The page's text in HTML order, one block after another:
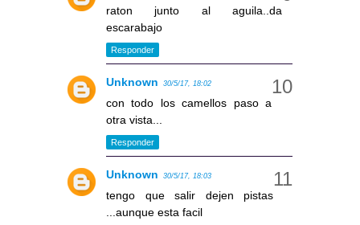
raton junto al aguila..da
escarabajo
Responder
Unknown 30/5/17, 18:02
con todo los camellos paso a
otra vista...
Responder
Unknown 30/5/17, 18:03
tengo que salir dejen pistas
...aunque esta facil